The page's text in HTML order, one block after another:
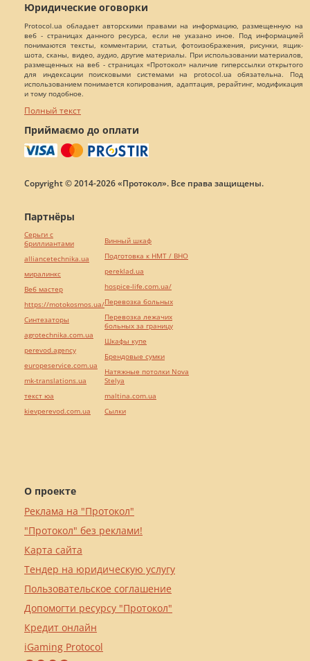
Юридические оговорки
Protocol.ua обладает авторскими правами на информацию, размещенную на
веб - страницах данного ресурса, если не указано иное. Под информацией
понимаются тексты, комментарии, статьи, фотоизображения, рисунки, ящик-
шота, сканы, видео, аудио, другие материалы. При использовании материалов,
размещенных на веб - страницах «Протокол» наличие гиперссылки открытого
для индексации поисковыми системами на protocol.ua обязательна. Под
использованием понимается копирования, адаптация, рерайтинг, модификация
и тому подобное.
Полный текст
Приймаємо до оплати
Copyright © 2014-2026 «Протокол». Все права защищены.
О проекте
Реклама на "Протокол"
"Протокол" без реклами!
Карта сайта
Тендер на юридическую услугу
Пользовательское соглашение
Допомогти ресурсу "Протокол"
Кредит онлайн
iGaming Protocol
Партнёры
Серьги с
бриллиантами
alliancetechnika.ua
миралинкс
Веб мастер
https://motokosmos.ua/
Синтезаторы
agrotechnika.com.ua
perevod.agency
europeservice.com.ua
mk-translations.ua
текст юа
kievperevod.com.ua
Винный шкаф
Подготовка к НМТ / ВНО
pereklad.ua
hospice-life.com.ua/
Перевозка больных
Перевозка лежачих
больных за границу
Шкафы купе
Брендовые сумки
Натяжные потолки Nova
Stelya
maltina.com.ua
Cылки